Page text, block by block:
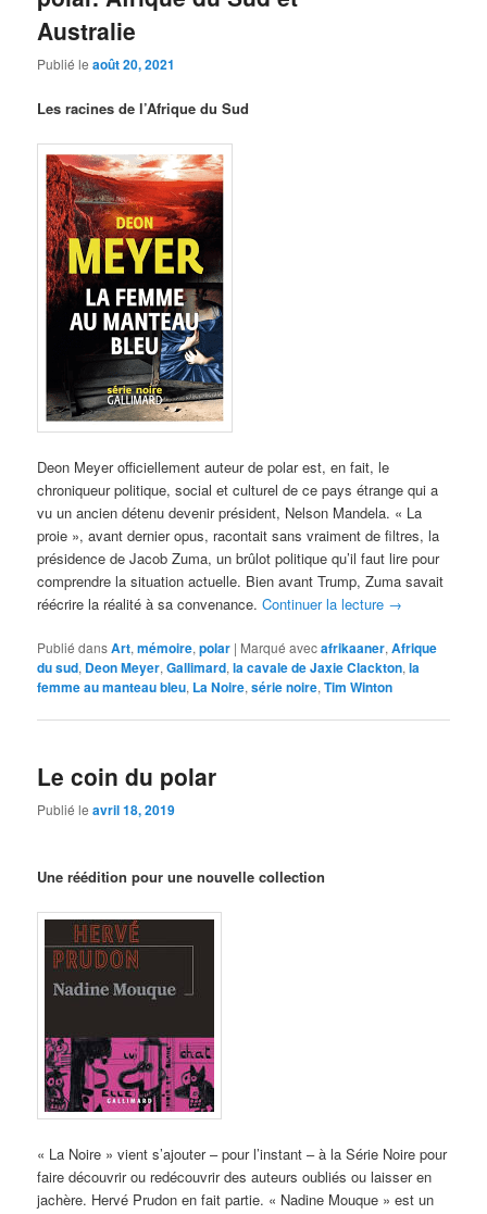
Australie
Publié leaoût 20, 2021
Les racines de l’Afrique du Sud
Deon Meyer officiellement auteur de polar est, en fait, le
chroniqueur politique, social et culturel de ce pays étrange qui a
vu un ancien détenu devenir président, Nelson Mandela. « La
proie », avant dernier opus, racontait sans vraiment de filtres, la
présidence de Jacob Zuma, un brûlot politique qu’il faut lire pour
comprendre la situation actuelle. Bien avant Trump, Zuma savait
réécrire la réalité à sa convenance.Continuer la lecture →
Publié dansArt,mémoire,polar | Marqué avecafrikaaner,Afrique
du sud, Deon Meyer,Gallimard,la cavale de Jaxie Clackton,la
femme au manteau bleu, La Noire,série noire,Tim Winton
Le coin du polar
Publié leavril 18, 2019
Une réédition pour une nouvelle collection
« La Noire » vient s’ajouter – pour l’instant – à la Série Noire pour
faire découvrir ou redécouvrir des auteurs oubliés ou laisser en
jachère. Hervé Prudon en fait partie. « Nadine Mouque » est un